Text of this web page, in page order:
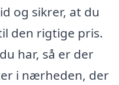
og sikrer, at du
den rigtige pris.
har, så er der
i nærheden, der